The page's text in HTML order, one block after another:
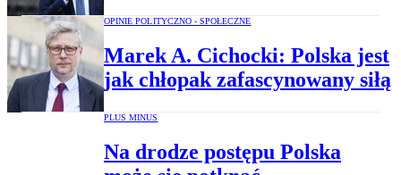
OPINIE POLITYCZNO - SPOŁECZNE
Marek A. Cichocki: Polska jest
jak chłopak zafascynowany siłą
PLUS MINUS
Na drodze postępu Polska